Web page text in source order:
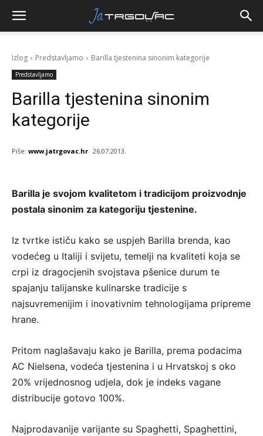
Izlog Predstavljamo Barilla tjestenina sinonim kategorije
Predstavljamo
Barilla tjestenina sinonim
kategorije
Piše: www.jatrgovac.hr 26.07.2013.
Barilla je svojom kvalitetom i tradicijom proizvodnje
postala sinonim za kategoriju tjestenine.
Iz tvrtke ističu kako se uspjeh Barilla brenda, kao
vodećeg u Italiji i svijetu, temelji na kvaliteti koja se
crpi iz dragocjenih svojstava pšenice durum te
spajanju talijanske kulinarske tradicije s
najsuvremenijim i inovativnim tehnologijama pripreme
hrane.
Pritom naglašavaju kako je Barilla, prema podacima
AC Nielsena, vodeća tjestenina i u Hrvatskoj s oko
20% vrijednosnog udjela, dok je indeks vagane
distribucije gotovo 100%.
Najprodavanije varijante su Spaghetti, Spaghettini,